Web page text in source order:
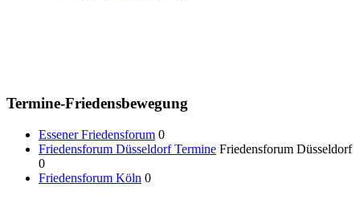
Termine-Friedensbewegung
Essener Friedensforum 0
Friedensforum Düsseldorf Termine Friedensforum Düsseldorf
0
Friedensforum Köln 0